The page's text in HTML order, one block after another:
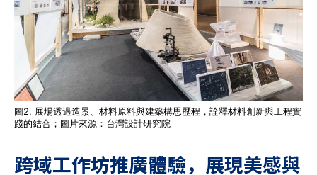
圖2. 展場透過造景、材料原料與建築構思歷程，詮釋材料創新與工程實
踐的結合；圖片來源：台灣設計研究院
跨域工作坊推廣體驗，展現美感與